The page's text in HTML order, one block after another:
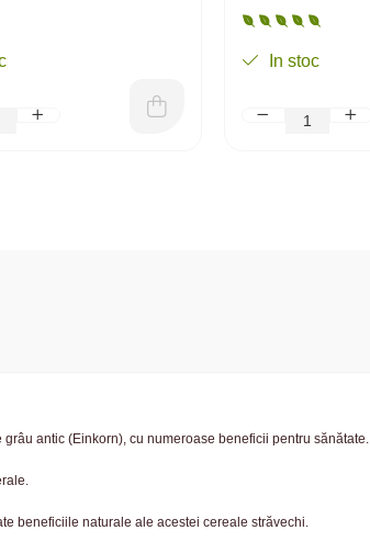
In stoc
antic (Einkorn), cu numeroase beneficii pentru sănătate.
beneficiile naturale ale acestei cereale străvechi.